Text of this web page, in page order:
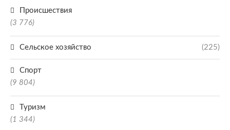
Происшествия
(3 776)
Сельское хозяйство (225)
Спорт
(9 804)
Туризм
(1 344)